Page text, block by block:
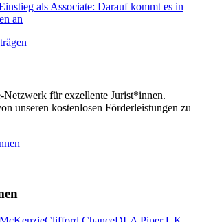
als Associate: Darauf kommt es in
an
Netzwerk für exzellente Jurist*innen.
unseren kostenlosen Förderleistungen zu